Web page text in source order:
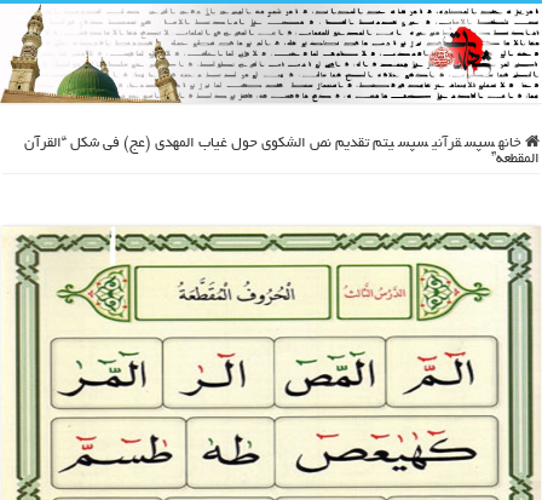
خانه سپس قرآنی سپس يتم تقديم نص الشكوى حول غياب المهدی (عج) في شكل “القرآن
المقطعه”